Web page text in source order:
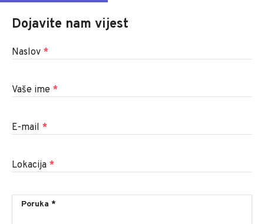
Dojavite nam vijest
Naslov *
Vaše ime *
E-mail *
Lokacija *